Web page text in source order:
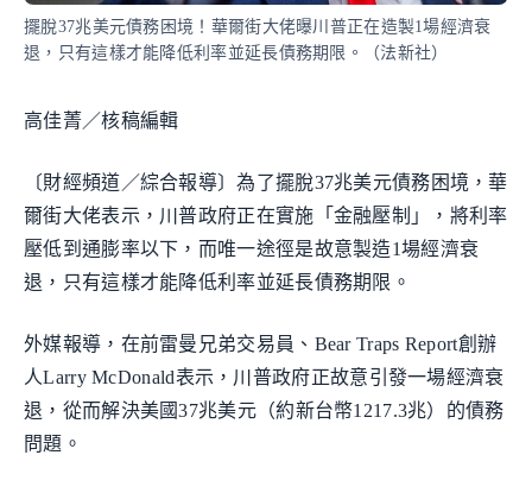
擺脫37兆美元債務困境！華爾街大佬曝川普正在造製1場經濟衰
退，只有這樣才能降低利率並延長債務期限。（法新社）
高佳菁／核稿編輯
〔財經頻道／綜合報導〕為了擺脫37兆美元債務困境，華
爾街大佬表示，川普政府正在實施「金融壓制」，將利率
壓低到通膨率以下，而唯一途徑是故意製造1場經濟衰
退，只有這樣才能降低利率並延長債務期限。
外媒報導，在前雷曼兄弟交易員、Bear Traps Report創辦
人Larry McDonald表示，川普政府正故意引發一場經濟衰
退，從而解決美國37兆美元（約新台幣1217.3兆）的債務
問題。